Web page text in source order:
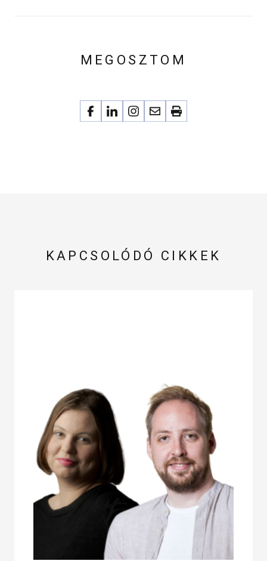
MEGOSZTOM
KAPCSOLÓDÓ CIKKEK